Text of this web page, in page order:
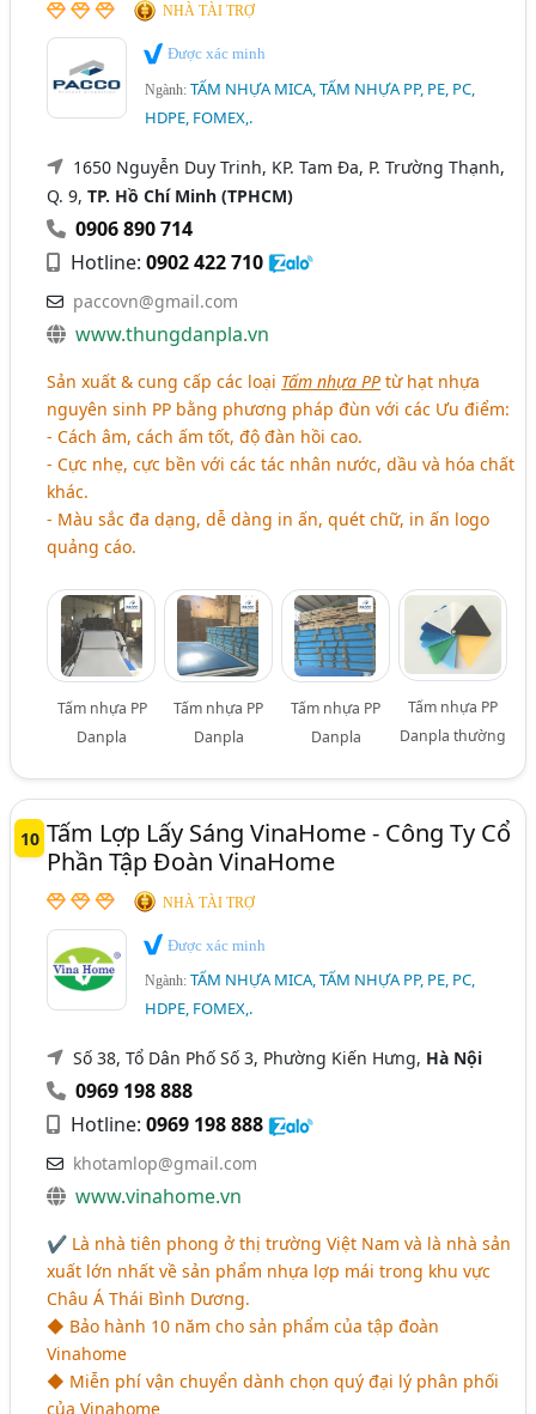
NHÀ TÀI TRỢ
Được xác minh
Ngành:TẤM NHỰA MICA, TẤM NHỰA PP, PE, PC,
HDPE, FOMEX,.
1650 Nguyễn Duy Trinh, KP. Tam Đa, P. Trường Thạnh,
Q. 9,TP. Hồ Chí Minh (TPHCM)
0906 890 714
Hotline:0902 422 710
paccovn@gmail.com
www.thungdanpla.vn
Sản xuất & cung cấp các loại Tấm nhựa PP từ hạt nhựa
nguyên sinh PP bằng phương pháp đùn với các Ưu điểm:
- Cách âm, cách ấm tốt, độ đàn hồi cao.
- Cực nhẹ, cực bền với các tác nhân nước, dầu và hóa chất
khác.
- Màu sắc đa dạng, dễ dàng in ấn, quét chữ, in ấn logo
quảng cáo.
Tấm nhựa PP
Danpla
Tấm nhựa PP
Danpla
Tấm nhựa PP
Danpla
Tấm nhựa PP
Danpla thường
10 Tấm Lợp Lấy Sáng VinaHome - Công Ty Cổ
Phần Tập Đoàn VinaHome
NHÀ TÀI TRỢ
Được xác minh
Ngành:TẤM NHỰA MICA, TẤM NHỰA PP, PE, PC,
HDPE, FOMEX,.
Số 38, Tổ Dân Phố Số 3, Phường Kiến Hưng, Hà Nội
0969 198 888
Hotline:0969 198 888
khotamlop@gmail.com
www.vinahome.vn
✔ Là nhà tiên phong ở thị trường Việt Nam và là nhà sản
xuất lớn nhất về sản phẩm nhựa lợp mái trong khu vực
Châu Á Thái Bình Dương.
◆ Bảo hành 10 năm cho sản phẩm của tập đoàn
Vinahome
◆ Miễn phí vận chuyển dành chọn quý đại lý phân phối
của Vinahome